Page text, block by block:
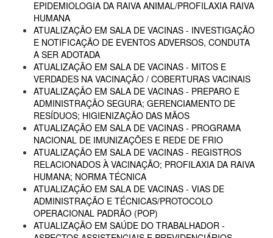
EPIDEMIOLOGIA DA RAIVA ANIMAL/PROFILAXIA RAIVA
HUMANA
ATUALIZAÇÃO EM SALA DE VACINAS - INVESTIGAÇÃO
E NOTIFICAÇÃO DE EVENTOS ADVERSOS, CONDUTA
A SER ADOTADA
ATUALIZAÇÃO EM SALA DE VACINAS - MITOS E
VERDADES NA VACINAÇÃO / COBERTURAS VACINAIS
ATUALIZAÇÃO EM SALA DE VACINAS - PREPARO E
ADMINISTRAÇÃO SEGURA; GERENCIAMENTO DE
RESÍDUOS; HIGIENIZAÇÃO DAS MÃOS
ATUALIZAÇÃO EM SALA DE VACINAS - PROGRAMA
NACIONAL DE IMUNIZAÇÕES E REDE DE FRIO
ATUALIZAÇÃO EM SALA DE VACINAS - REGISTROS
RELACIONADOS À VACINAÇÃO; PROFILAXIA DA RAIVA
HUMANA; NORMA TÉCNICA
ATUALIZAÇÃO EM SALA DE VACINAS - VIAS DE
ADMINISTRAÇÃO E TÉCNICAS/PROTOCOLO
OPERACIONAL PADRÃO (POP)
ATUALIZAÇÃO EM SAÚDE DO TRABALHADOR -